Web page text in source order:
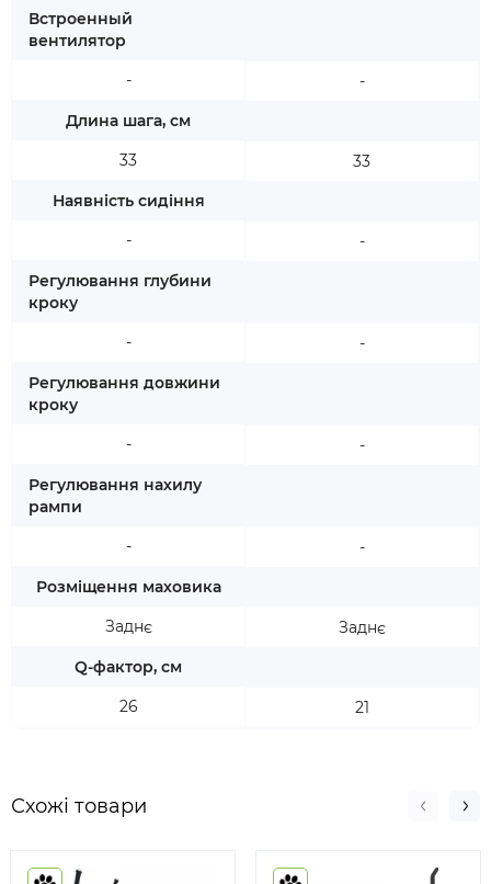
Встроенный
вентилятор
-
Длина шага, см
33
Наявність сидіння
-
Регулювання глубини
кроку
-
Регулювання довжини
кроку
-
Регулювання нахилу
рампи
-
Розміщення маховика
Заднє
Q-фактор, см
26
-
33
-
-
-
-
Заднє
21
Схожі товари